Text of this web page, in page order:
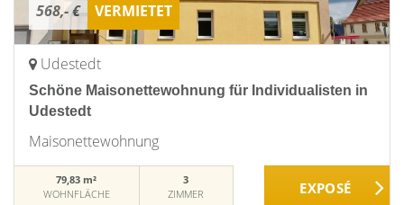
568,- € VERMIETET
Udestedt
Schöne Maisonettewohnung für Individualisten in
Udestedt
Maisonettewohnung
79,83 m²
WOHNFLÄCHE
3
ZIMMER